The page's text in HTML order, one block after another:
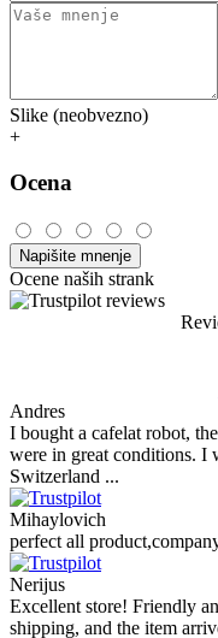
Slike (neobvezno)
+
Ocena
Napišite mnenje
Ocene naših strank
Andres
I bought a cafelat robot,
were in great conditions. I
Switzerland ...
Mihaylovich
perfect all
Nerijus
Excellent store! Friendly
shipping, and the item